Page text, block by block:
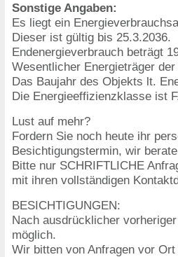
Sonstige Angaben:
Es liegt ein
Dieser ist gültig bis 25.3.2036.
Endenergieverbrauch beträgt
Wesentlicher Energieträger
Das Baujahr des Objekts lt.
Die Energieeffizienzklasse ist
Lust auf mehr?
Fordern Sie noch heute ihr
Besichtigungstermin, wir
Bitte nur SCHRIFTLICHE
mit ihren vollständigen
BESICHTIGUNGEN:
Nach ausdrücklicher
möglich.
Wir bitten von Anfragen vor